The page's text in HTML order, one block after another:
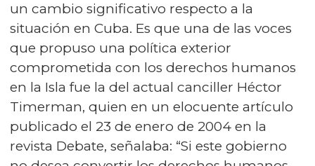
un cambio significativo respecto a la
situación en Cuba. Es que una de las voces
que propuso una política exterior
comprometida con los derechos humanos
en la Isla fue la del actual canciller Héctor
Timerman, quien en un elocuente artículo
publicado el 23 de enero de 2004 en la
revista Debate, señalaba: “Si este gobierno